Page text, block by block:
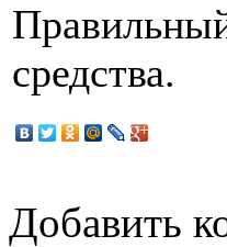
средства.
Добавить